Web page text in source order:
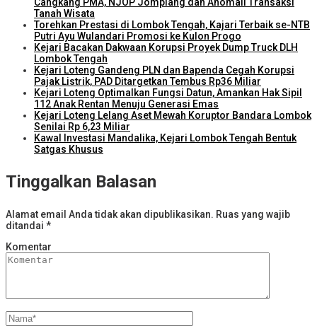
Cangkang PMA, NJOP Jomplang dan Anomali Transaksi
Tanah Wisata
Torehkan Prestasi di Lombok Tengah, Kajari Terbaik se-NTB
Putri Ayu Wulandari Promosi ke Kulon Progo
Kejari Bacakan Dakwaan Korupsi Proyek Dump Truck DLH
Lombok Tengah
Kejari Loteng Gandeng PLN dan Bapenda Cegah Korupsi
Pajak Listrik, PAD Ditargetkan Tembus Rp36 Miliar
Kejari Loteng Optimalkan Fungsi Datun, Amankan Hak Sipil
112 Anak Rentan Menuju Generasi Emas
Kejari Loteng Lelang Aset Mewah Koruptor Bandara Lombok
Senilai Rp 6,23 Miliar
Kawal Investasi Mandalika, Kejari Lombok Tengah Bentuk
Satgas Khusus
Tinggalkan Balasan
Alamat email Anda tidak akan dipublikasikan. Ruas yang wajib
ditandai *
Komentar